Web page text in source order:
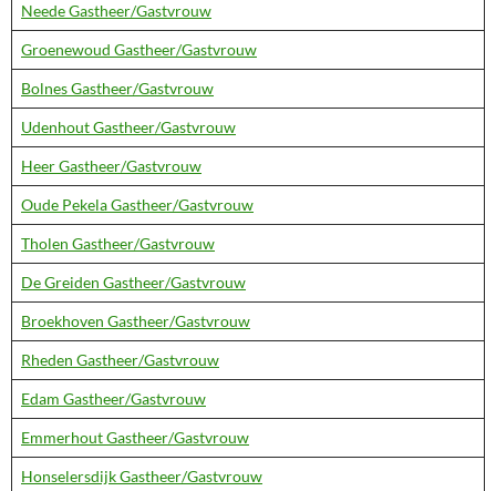
Neede Gastheer/Gastvrouw
Groenewoud Gastheer/Gastvrouw
Bolnes Gastheer/Gastvrouw
Udenhout Gastheer/Gastvrouw
Heer Gastheer/Gastvrouw
Oude Pekela Gastheer/Gastvrouw
Tholen Gastheer/Gastvrouw
De Greiden Gastheer/Gastvrouw
Broekhoven Gastheer/Gastvrouw
Rheden Gastheer/Gastvrouw
Edam Gastheer/Gastvrouw
Emmerhout Gastheer/Gastvrouw
Honselersdijk Gastheer/Gastvrouw